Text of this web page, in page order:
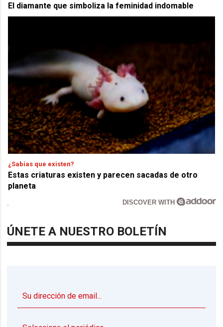
El diamante que simboliza la feminidad indomable
¿Sabías que existen?
Estas criaturas existen y parecen sacadas de otro
planeta
DISCOVER WITH
ÚNETE A NUESTRO BOLETÍN